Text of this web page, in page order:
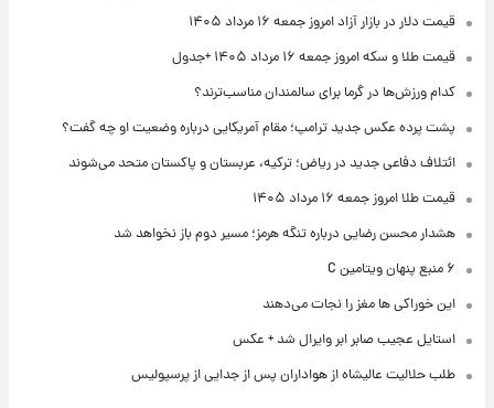
قیمت دلار در بازار آزاد امروز جمعه ۱۶ مرداد ۱۴۰۵
قیمت طلا و سکه امروز جمعه ۱۶ مرداد ۱۴۰۵ +جدول
کدام ورزش‌ها در گرما برای سالمندان مناسب‌ترند؟
پشت پرده عکس جدید ترامپ؛ مقام آمریکایی درباره وضعیت او چه گفت؟
ائتلاف دفاعی جدید در ریاض؛ ترکیه، عربستان و پاکستان متحد می‌شوند
قیمت طلا امروز جمعه ۱۶ مرداد ۱۴۰۵
هشدار محسن رضایی درباره تنگه هرمز؛ مسیر دوم باز نخواهد شد
۶ منبع پنهان ویتامین C
این خوراکی ها مغز را نجات می‌دهند
استایل عجیب صابر ابر وایرال شد + عکس
طلب حلالیت عالیشاه از هواداران پس از جدایی از پرسپولیس